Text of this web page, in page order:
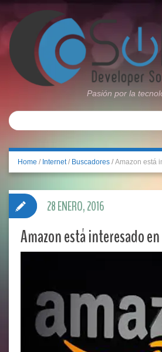
Pasión por la
Home / Internet / Buscadores / Amazon está
Amazon está interesado
28 ENERO, 2016